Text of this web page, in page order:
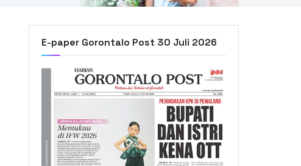
E-paper Gorontalo Post 30 Juli 2026